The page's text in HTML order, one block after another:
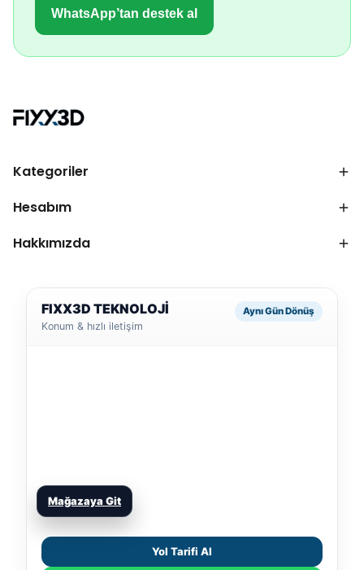
WhatsApp’tan destek al
Kategoriler
Hesabım
Hakkımızda
FIXX3D TEKNOLOJİ
Konum & hızlı iletişim
Aynı Gün Dönüş
Mağazaya Git
Yol Tarifi Al